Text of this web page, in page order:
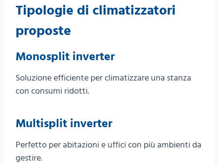
Tipologie di climatizzatori
proposte
Monosplit inverter
Soluzione efficiente per climatizzare una stanza
con consumi ridotti.
Multisplit inverter
Perfetto per abitazioni e uffici con più ambienti da
gestire.